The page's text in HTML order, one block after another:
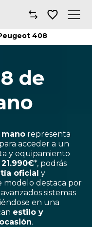
408
de
representa
acceder a un
y equipamiento
*, podrás
oficial y
modelo destaca por
sistemas
en una
estilo y
ocasión.